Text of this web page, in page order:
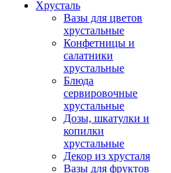
Хрусталь
Вазы для цветов
хрустальные
Конфетницы и
салатники
хрустальные
Блюда
сервировочные
хрустальные
Дозы, шкатулки и
копилки
хрустальные
Декор из хрусталя
Вазы для фруктов